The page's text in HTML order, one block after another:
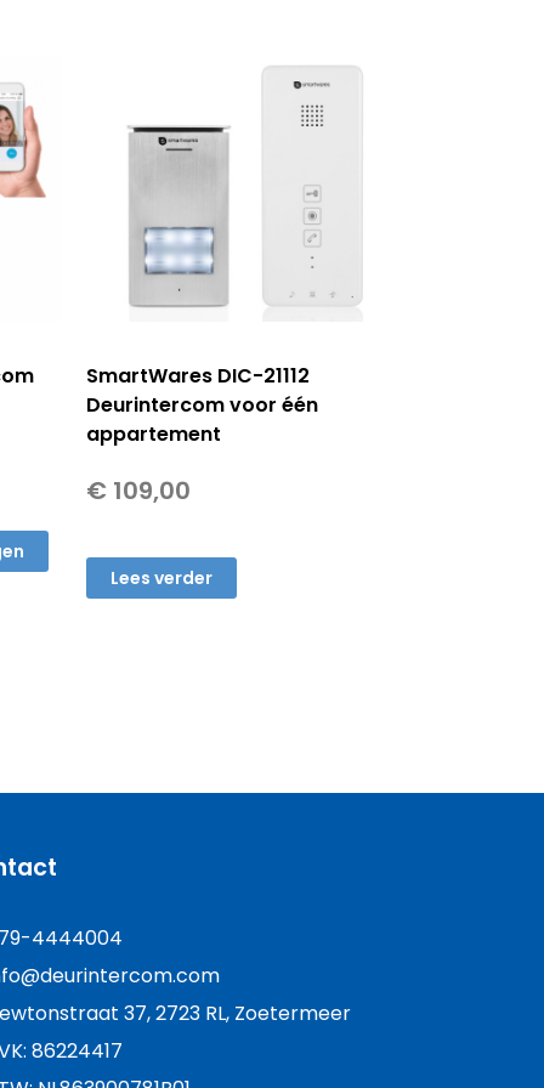
SmartWares DIC-21112
Deurintercom voor één
appartement
€ 109,00
Lees verder
4444004
37, 2723 RL, Zoetermeer
86224417